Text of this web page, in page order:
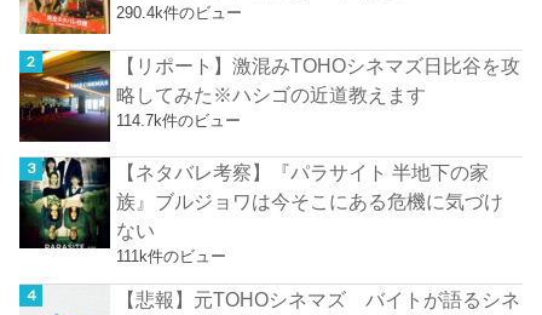
290.4k件のビュー
【リポート】激混みTOHOシネマズ日比谷を攻
略してみた※ハシゴの近道教えます
114.7k件のビュー
【ネタバレ考察】『パラサイト 半地下の家
族』ブルジョワは今そこにある危機に気づけ
ない
111k件のビュー
【悲報】元TOHOシネマズ バイトが語るシネ